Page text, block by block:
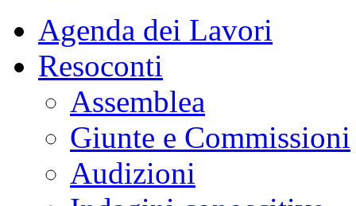
Agenda dei Lavori
Resoconti
Assemblea
Giunte e Commissioni
Audizioni